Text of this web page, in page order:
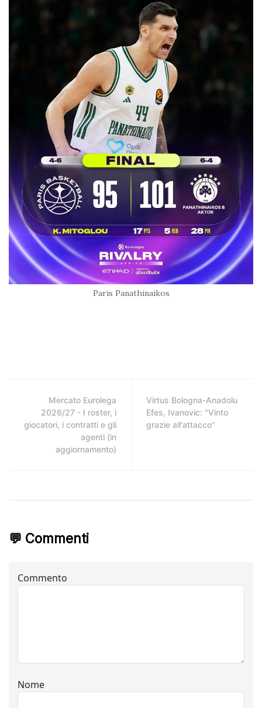
Paris Panathinaikos
Mercato Eurolega
2026/27 - I roster, i
giocatori, i contratti e gli
agenti (in
aggiornamento)
Virtus Bologna-Anadolu
Efes, Ivanovic: "Vinto
grazie all'attacco"
💬 Commenti